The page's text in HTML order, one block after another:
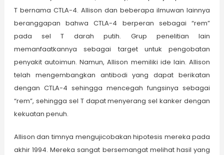
T bernama CTLA-4. Allison dan beberapa ilmuwan lainnya
beranggapan bahwa CTLA-4 berperan sebagai “rem”
pada sel T darah putih. Grup penelitian lain
memanfaatkannya sebagai target untuk pengobatan
penyakit autoimun. Namun, Allison memiliki ide lain. Allison
telah mengembangkan antibodi yang dapat berikatan
dengan CTLA-4 sehingga mencegah fungsinya sebagai
“rem”, sehingga sel T dapat menyerang sel kanker dengan
kekuatan penuh.
Allison dan timnya mengujicobakan hipotesis mereka pada
akhir 1994. Mereka sangat bersemangat melihat hasil yang